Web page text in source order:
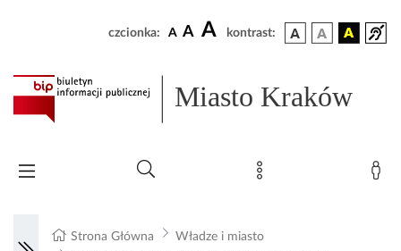
czcionka: A A A kontrast:
Miasto Kraków
Strona Główna
Władze i miasto